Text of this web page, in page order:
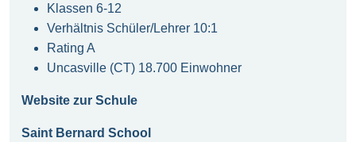
Klassen 6-12
Verhältnis Schüler/Lehrer 10:1
Rating A
Uncasville (CT) 18.700 Einwohner
Website zur Schule
Saint Bernard School